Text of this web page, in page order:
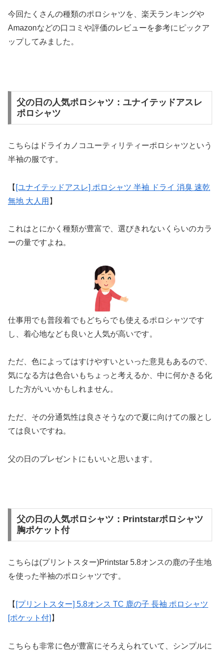
今回たくさんの種類のポロシャツを、楽天ランキングや
Amazonなどの口コミや評価のレビューを参考にピックア
ップしてみました。
父の日の人気ポロシャツ：ユナイテッドアスレ
ポロシャツ
こちらはドライカノコユーティリティーポロシャツという
半袖の服です。
【 [ユナイテッドアスレ] ポロシャツ 半袖 ドライ 消臭 速乾
無地 大人用 】
これはとにかく種類が豊富で、選びきれないくらいのカラ
ーの量ですよね。
仕事用でも普段着でもどちらでも使えるポロシャツです
し、着心地なども良いと人気が高いです。
ただ、色によってはすけやすいといった意見もあるので、
気になる方は色合いもちょっと考えるか、中に何かきる化
した方がいいかもしれません。
ただ、その分通気性は良さそうなので夏に向けての服とし
ては良いですね。
父の日のプレゼントにもいいと思います。
父の日の人気ポロシャツ：Printstarポロシャツ
胸ポケット付
こちらは(プリントスター)Printstar 5.8オンスの鹿の子生地
を使った半袖のポロシャツです。
【 [プリントスター] 5.8オンス TC 鹿の子 長袖 ポロシャツ
[ポケット付] 】
こちらも非常に色が豊富にそろえられていて、シンプルに